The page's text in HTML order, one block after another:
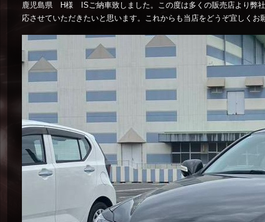
鹿児島県 H様 ISご納車致しました。この度は多くの販売店より弊
応させていただきたいと思います。これからも当店をどうぞ宜しく